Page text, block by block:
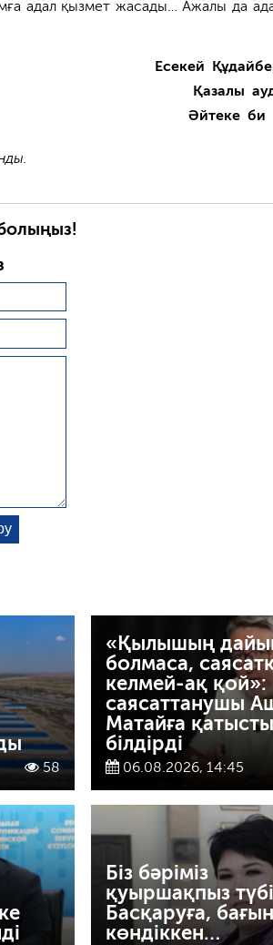
адал қызмет жасады… Ажалы да
Есекей
Қазалы
Әйтеке би
58
«Қылышың
болмаса,
келмей-ақ қой»:
саясаттанушы
Матайға қатысты
білдірді
06.08.2026, 14:45
Біз бәріміз
қуыршақпыз
Басқаруға,
көндіккен…